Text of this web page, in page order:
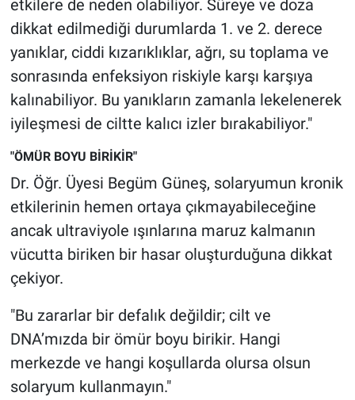
etkilere de neden olabiliyor. Süreye ve doza
dikkat edilmediği durumlarda 1. ve 2. derece
yanıklar, ciddi kızarıklıklar, ağrı, su toplama ve
sonrasında enfeksiyon riskiyle karşı karşıya
kalınabiliyor. Bu yanıkların zamanla lekelenerek
iyileşmesi de ciltte kalıcı izler bırakabiliyor."
"ÖMÜR BOYU BİRİKİR"
Dr. Öğr. Üyesi Begüm Güneş, solaryumun kronik
etkilerinin hemen ortaya çıkmayabileceğine
ancak ultraviyole ışınlarına maruz kalmanın
vücutta biriken bir hasar oluşturduğuna dikkat
çekiyor.
"Bu zararlar bir defalık değildir; cilt ve
DNA’mızda bir ömür boyu birikir. Hangi
merkezde ve hangi koşullarda olursa olsun
solaryum kullanmayın."